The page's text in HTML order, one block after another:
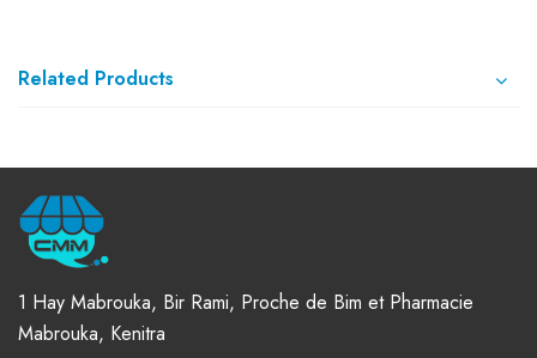
Related Products
1 Hay Mabrouka, Bir Rami, Proche de Bim et Pharmacie
Mabrouka, Kenitra